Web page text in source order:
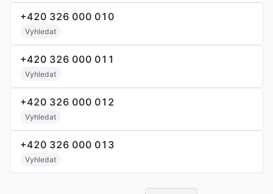
+420 326 000 010
Vyhledat
+420 326 000 011
Vyhledat
+420 326 000 012
Vyhledat
+420 326 000 013
Vyhledat